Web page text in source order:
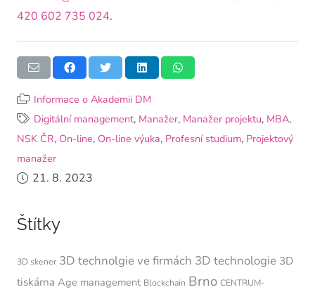
420 602 735 024.
Informace o Akademii DM
Digitální management, Manažer, Manažer projektu, MBA,
NSK ČR, On-line, On-line výuka, Profesní studium, Projektový
manažer
21. 8. 2023
Štítky
3D skener 3D technolgie ve firmách 3D technologie 3D
tiskárna Age management Blockchain Brno CENTRUM-